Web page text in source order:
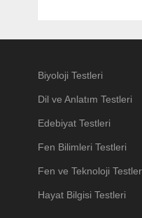
Biyoloji Testleri
Dil ve Anlatım Testleri
Edebiyat Testleri
Fen Bilimleri Testleri
Fen ve Teknoloji
Hayat Bilgisi Testleri